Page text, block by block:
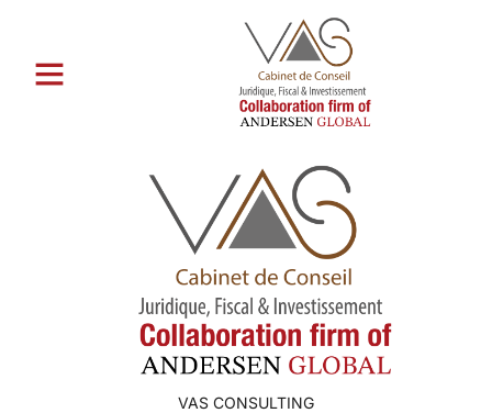
Catégorie : Echte
Versandbestellbraut -Sites
VAS CONSULTING